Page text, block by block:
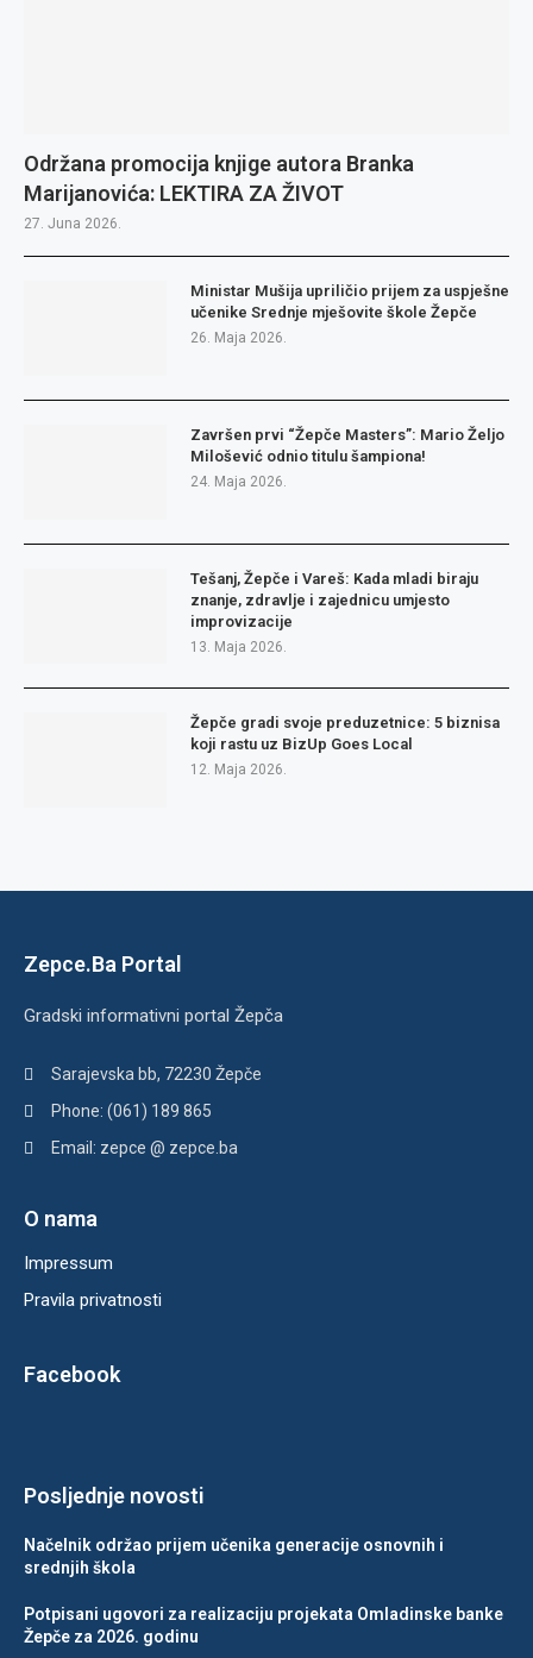
Održana promocija knjige autora Branka
Marijanovića: LEKTIRA ZA ŽIVOT
27. Juna 2026.
Ministar Mušija upriličio prijem za uspješne
učenike Srednje mješovite škole Žepče
26. Maja 2026.
Završen prvi “Žepče Masters”: Mario Željo
Milošević odnio titulu šampiona!
24. Maja 2026.
Tešanj, Žepče i Vareš: Kada mladi biraju
znanje, zdravlje i zajednicu umjesto
improvizacije
13. Maja 2026.
Žepče gradi svoje preduzetnice: 5 biznisa
koji rastu uz BizUp Goes Local
12. Maja 2026.
Zepce.Ba Portal
Gradski informativni portal Žepča
Sarajevska bb, 72230 Žepče
Phone: (061) 189 865
Email: zepce @ zepce.ba
O nama
Impressum
Pravila privatnosti
Facebook
Posljednje novosti
Načelnik održao prijem učenika generacije osnovnih i
srednjih škola
Potpisani ugovori za realizaciju projekata Omladinske banke
Žepče za 2026. godinu